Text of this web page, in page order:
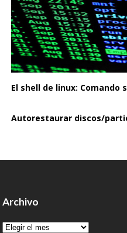
El shell de linux: Comando
Autorestaurar discos/
Archivo
Archivo